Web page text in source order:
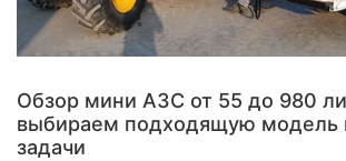
Обзор мини АЗС от 55 до 980
выбираем подходящую модель
задачи